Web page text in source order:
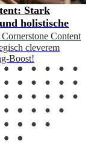
Stark
holistische
Content
cleverem
Boost!